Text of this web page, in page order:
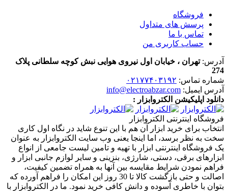
فروشگاه
پرسش های متداول
تماس با ما
حساب کاربری من
آدرس:تهران ، خیابان اول نیروی هوایی نبش کوچه سلطانی پلاک
274
شماره تماس: ۰۲۱۷۷۴۰۳۱۹۲
آدرس ایمیل: info@electroabzar.com
دانلود اپلیکیشن الکتروابزار :
فروشگاه اینترنتی الکتروابزار
انتخاب برای خرید ابزار آن هم با این تنوع شاید در نگاه اول کاری
سخت به نظر برسد، اما اینجا یعنی وب سایت الکتروابزار به عنوان
یک فروشگاه اینترنتی ابزار با تهیه و تامین لیست جامعی از انواع
ابزار‌های برقی، دستی، شارژی، بنزینی و سایر لوازم جانبی ابزار و
فراهم نمودن شرایط مقایسه بین آنها به همراه تضمین کیفیت،
اصالت و حتی بازگشت کالا تا 30 روز این امکان را فراهم آورده که
بتوان با خاطری آسوده و دانش کافی خرید نمود. ما در الکتروابزار با